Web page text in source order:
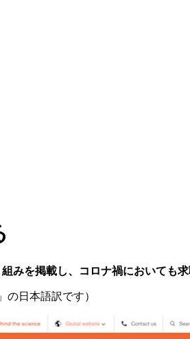
みを掲載し、コロナ禍においても求
」の日本語訳です）